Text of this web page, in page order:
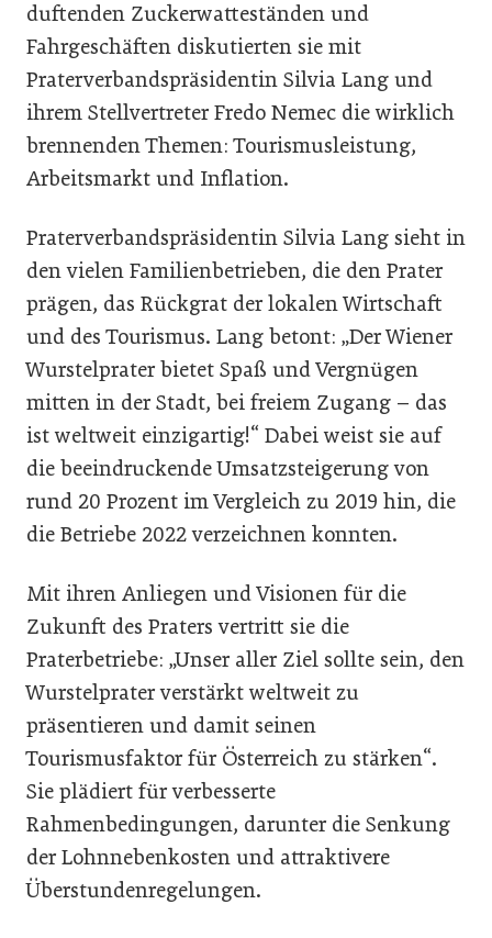
duftenden Zuckerwatteständen und
Fahrgeschäften diskutierten sie mit
Praterverbandspräsidentin Silvia Lang und
ihrem Stellvertreter Fredo Nemec die wirklich
brennenden Themen: Tourismusleistung,
Arbeitsmarkt und Inflation.
Praterverbandspräsidentin Silvia Lang sieht in
den vielen Familienbetrieben, die den Prater
prägen, das Rückgrat der lokalen Wirtschaft
und des Tourismus. Lang betont: „Der Wiener
Wurstelprater bietet Spaß und Vergnügen
mitten in der Stadt, bei freiem Zugang – das
ist weltweit einzigartig!“ Dabei weist sie auf
die beeindruckende Umsatzsteigerung von
rund 20 Prozent im Vergleich zu 2019 hin, die
die Betriebe 2022 verzeichnen konnten.
Mit ihren Anliegen und Visionen für die
Zukunft des Praters vertritt sie die
Praterbetriebe: „Unser aller Ziel sollte sein, den
Wurstelprater verstärkt weltweit zu
präsentieren und damit seinen
Tourismusfaktor für Österreich zu stärken“.
Sie plädiert für verbesserte
Rahmenbedingungen, darunter die Senkung
der Lohnnebenkosten und attraktivere
Überstundenregelungen.